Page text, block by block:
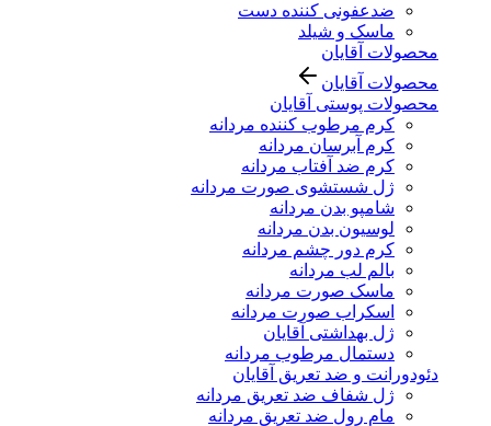
ضدعفونی کننده دست
ماسک و شیلد
محصولات آقایان
محصولات آقایان
محصولات پوستی آقایان
کرم مرطوب کننده مردانه
کرم آبرسان مردانه
کرم ضد آفتاب مردانه
ژل شستشوی صورت مردانه
شامپو بدن مردانه
لوسیون بدن مردانه
کرم دور چشم مردانه
بالم لب مردانه
ماسک صورت مردانه
اسکراب صورت مردانه
ژل بهداشتی آقایان
دستمال مرطوب مردانه
دئودورانت و ضد تعریق آقایان
ژل شفاف ضد تعریق مردانه
مام رول ضد تعریق مردانه